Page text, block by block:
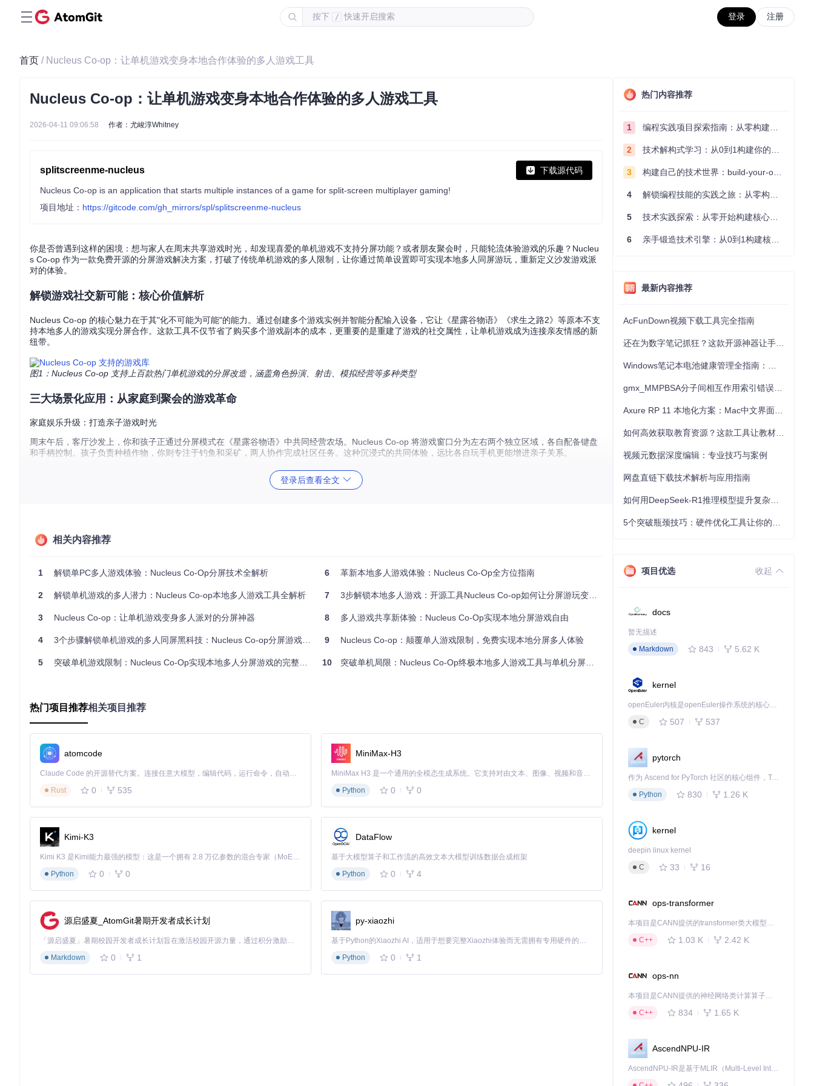
按下 / 快速开启搜索 登录 注册
首页 / Nucleus Co-op：让单机游戏变身本地合作体验的多人游戏工具
Nucleus Co-op：让单机游戏变身本地合作体验的多人游戏工具
2026-04-11 09:06:58 作者：尤峻淳Whitney
splitscreenme-nucleus 下载源代码
Nucleus Co-op is an application that starts multiple instances of a game for split-screen multiplayer gaming!
项目地址： https://gitcode.com/gh_mirrors/spl/splitscreenme-nucleus
你是否曾遇到这样的困境：想与家人在周末共享游戏时光，却发现喜爱的单机游戏不支持分屏功能？或者朋友聚会时，只能轮流体验游戏的乐趣？Nucleu
s Co-op 作为一款免费开源的分屏游戏解决方案，打破了传统单机游戏的多人限制，让你通过简单设置即可实现本地多人同屏游玩，重新定义沙发游戏派
对的体验。
解锁游戏社交新可能：核心价值解析
Nucleus Co-op 的核心魅力在于其"化不可能为可能"的能力。通过创建多个游戏实例并智能分配输入设备，它让《星露谷物语》《求生之路2》等原本不支
持本地多人的游戏实现分屏合作。这款工具不仅节省了购买多个游戏副本的成本，更重要的是重建了游戏的社交属性，让单机游戏成为连接亲友情感的新
纽带。
图1：Nucleus Co-op 支持上百款热门单机游戏的分屏改造，涵盖角色扮演、射击、模拟经营等多种类型
三大场景化应用：从家庭到聚会的游戏革命
家庭娱乐升级：打造亲子游戏时光
周末午后，客厅沙发上，你和孩子正通过分屏模式在《星露谷物语》中共同经营农场。Nucleus Co-op 将游戏窗口分为左右两个独立区域，各自配备键盘
和手柄控制。孩子负责种植作物，你则专注于钓鱼和采矿，两人协作完成社区任务。这种沉浸式的共同体验，远比各自玩手机更能增进亲子关系。
传统单机游戏聚会中，往往只能一人操作，其他人围观。有了 Nucleus Co-op，4名好友可以在《求生之路2》中同时操控不同角色，通过2x2分屏布局并
即使身处异地，你也可以通过屏幕共享工具配合 Nucleus Co-op 与远方朋友共同游戏。在《神界：原罪2》的冒险中，你们各自操控不同角色，通过语音
技术原理解析：如何让单机游戏支持分屏
（位于 Master/NucleusGaming/Coop/InputManagement/
创建独立的游戏进程实例，确保彼此数据隔离
捕获并分配不同输入设备信号至对应游戏窗口
其工作原理类似于为每个玩家创建独立的"虚拟游戏环境"，同时保持游戏进度的同步。这种设计既避免了修改游戏核心代码，又能适配大多数基于DirectX
图2：Nucleus Co-op 直观的操作流程，从添加游戏到开始分屏仅需三步
实战指南：5分钟上手分屏游戏
1. 准备工作
git clone
进入项目目录后，直接运行 即可启动程序，首次运行会自动安装必要依赖。
2. 游戏添加与配置
点击界面左上角的"Add New Games"按钮，程序将自动扫描系统中的游戏。对于未被识别的游戏，可通过"Search Game"手动定位游戏可执行文件。选择
分屏布局（水平/垂直/自定义）
输入设备分配（键盘/鼠标/手柄）
3. 启动分屏游戏
完成配置后点击"PLAY"按钮，工具会自动处理：
登录后查看全文
相关内容推荐
1 解锁单PC多人游戏体验：Nucleus Co-Op分屏技术全解析
2 解锁单机游戏的多人潜力：Nucleus Co-op本地多人游戏工具全解析
3 Nucleus Co-op：让单机游戏变身多人派对的分屏神器
4 3个步骤解锁单机游戏的多人同屏黑科技：Nucleus Co-op分屏游戏体验
5 突破单机游戏限制：Nucleus Co-Op实现本地多人分屏游戏的完整方案
6 革新本地多人游戏体验：Nucleus Co-Op全方位指南
7 3步解锁本地多人游戏：开源工具Nucleus Co-op如何让分屏游玩变得简单
8 多人游戏共享新体验：Nucleus Co-Op实现本地分屏游戏自由
9 Nucleus Co-op：颠覆单人游戏限制，免费实现本地分屏多人体验
10 突破单机局限：Nucleus Co-Op终极本地多人游戏工具与单机分屏技术指南
热门项目推荐相关项目推荐
atomcode
Claude Code 的开源替代方案。连接任意大模型，编辑代码，运行命令，自动验证 — 全自动执行。用 Rust 构建，极致性能。 ｜ An open-source alternative to Claude Code. Connect any LLM, edit code, run commands, and verify changes — autonomously. Built in Rust for speed. Get Started
Rust
0 535
MiniMax-H3
MiniMax H3 是一个通用的全模态生成系统。它支持对由文本、图像、视频和音频组成的多模态上下文进行统一理解，并能生成分辨率高达 2K、时长可达 15 秒的带原生立体声音频的视频。得益于面向任务泛化的系统设计，H3 在预训练阶段就已具备广泛的多模态上下文理解与生成能力，能够出色地执行复杂的多模态指令。
Python
0 0
Kimi-K3
Kimi K3 是Kimi能力最强的模型：这是一个拥有 2.8 万亿参数的混合专家（MoE）模型，具备原生视觉理解能力，并支持 100 万 token 的上下文窗口。
Python
0 0
DataFlow
基于大模型算子和工作流的高效文本大模型训练数据合成框架
Python
0 4
源启盛夏_AtomGit暑期开发者成长计划
「源启盛夏」暑期校园开发者成长计划旨在激活校园开源力量，通过积分激励、认证扶持、资源倾斜等形式，引导高校组织和开发者完成「入驻 — 建项目 — 做贡献 — 获认证 — 得资源」的完整闭环。无论你是想带领社团入驻平台的组织者，还是希望用代码贡献证明自己的开发者，都能在这里找到属于你的成长路径。
Markdown
0 1
py-xiaozhi
基于Python的Xiaozhi AI，适用于想要完整Xiaozhi体验而无需拥有专用硬件的用户。
Python
0 1
热门内容推荐
1 编程实践项目探索指南：从零构建技术能力体系
2 技术解构式学习：从0到1构建你的编程知识体系
3 构建自己的技术世界：build-your-own-x项目的实践探索指南
4 解锁编程技能的实践之旅：从零构建你的技术世界
5 技术实践探索：从零开始构建核心系统的实践指南
6 亲手锻造技术引擎：从0到1构建核心系统的实践指南
最新内容推荐
AcFunDown视频下载工具完全指南
视频元数据深度编辑：专业技巧与案例
网盘直链下载技术解析与应用指南
项目优选 收起
docs
暂无描述
Markdown
843 5.62 K
kernel
openEuler内核是openEuler操作系统的核心，既是系统性能与稳定性的基石，也是连接处理器、设备与服务的桥梁。
C
507 537
pytorch
作为 Ascend for PyTorch 社区的核心组件，TorchNPU 是昇腾专为 PyTorch 打造的深度学习适配插件，使 PyTorch 框架能够直接调用昇腾 NPU，为开发者提供昇腾 AI 处理器的超强算力。
Python
830 1.26 K
kernel
deepin linux kernel
C
33 16
ops-transformer
本项目是CANN提供的transformer类大模型算子库，实现网络在NPU上加速计算。
C++
1.03 K 2.42 K
ops-nn
本项目是CANN提供的神经网络类计算算子库，实现网络在NPU上加速计算。
C++
834 1.65 K
AscendNPU-IR
AscendNPU-IR是基于MLIR（Multi-Level Intermediate Representation）构建的，面向昇腾亲和算子编译时使用的中间表示，提供昇腾完备表达能力，通过编译优化提升昇腾AI处理器计算效率，支持通过生态框架使能昇腾AI处理器与深度调优